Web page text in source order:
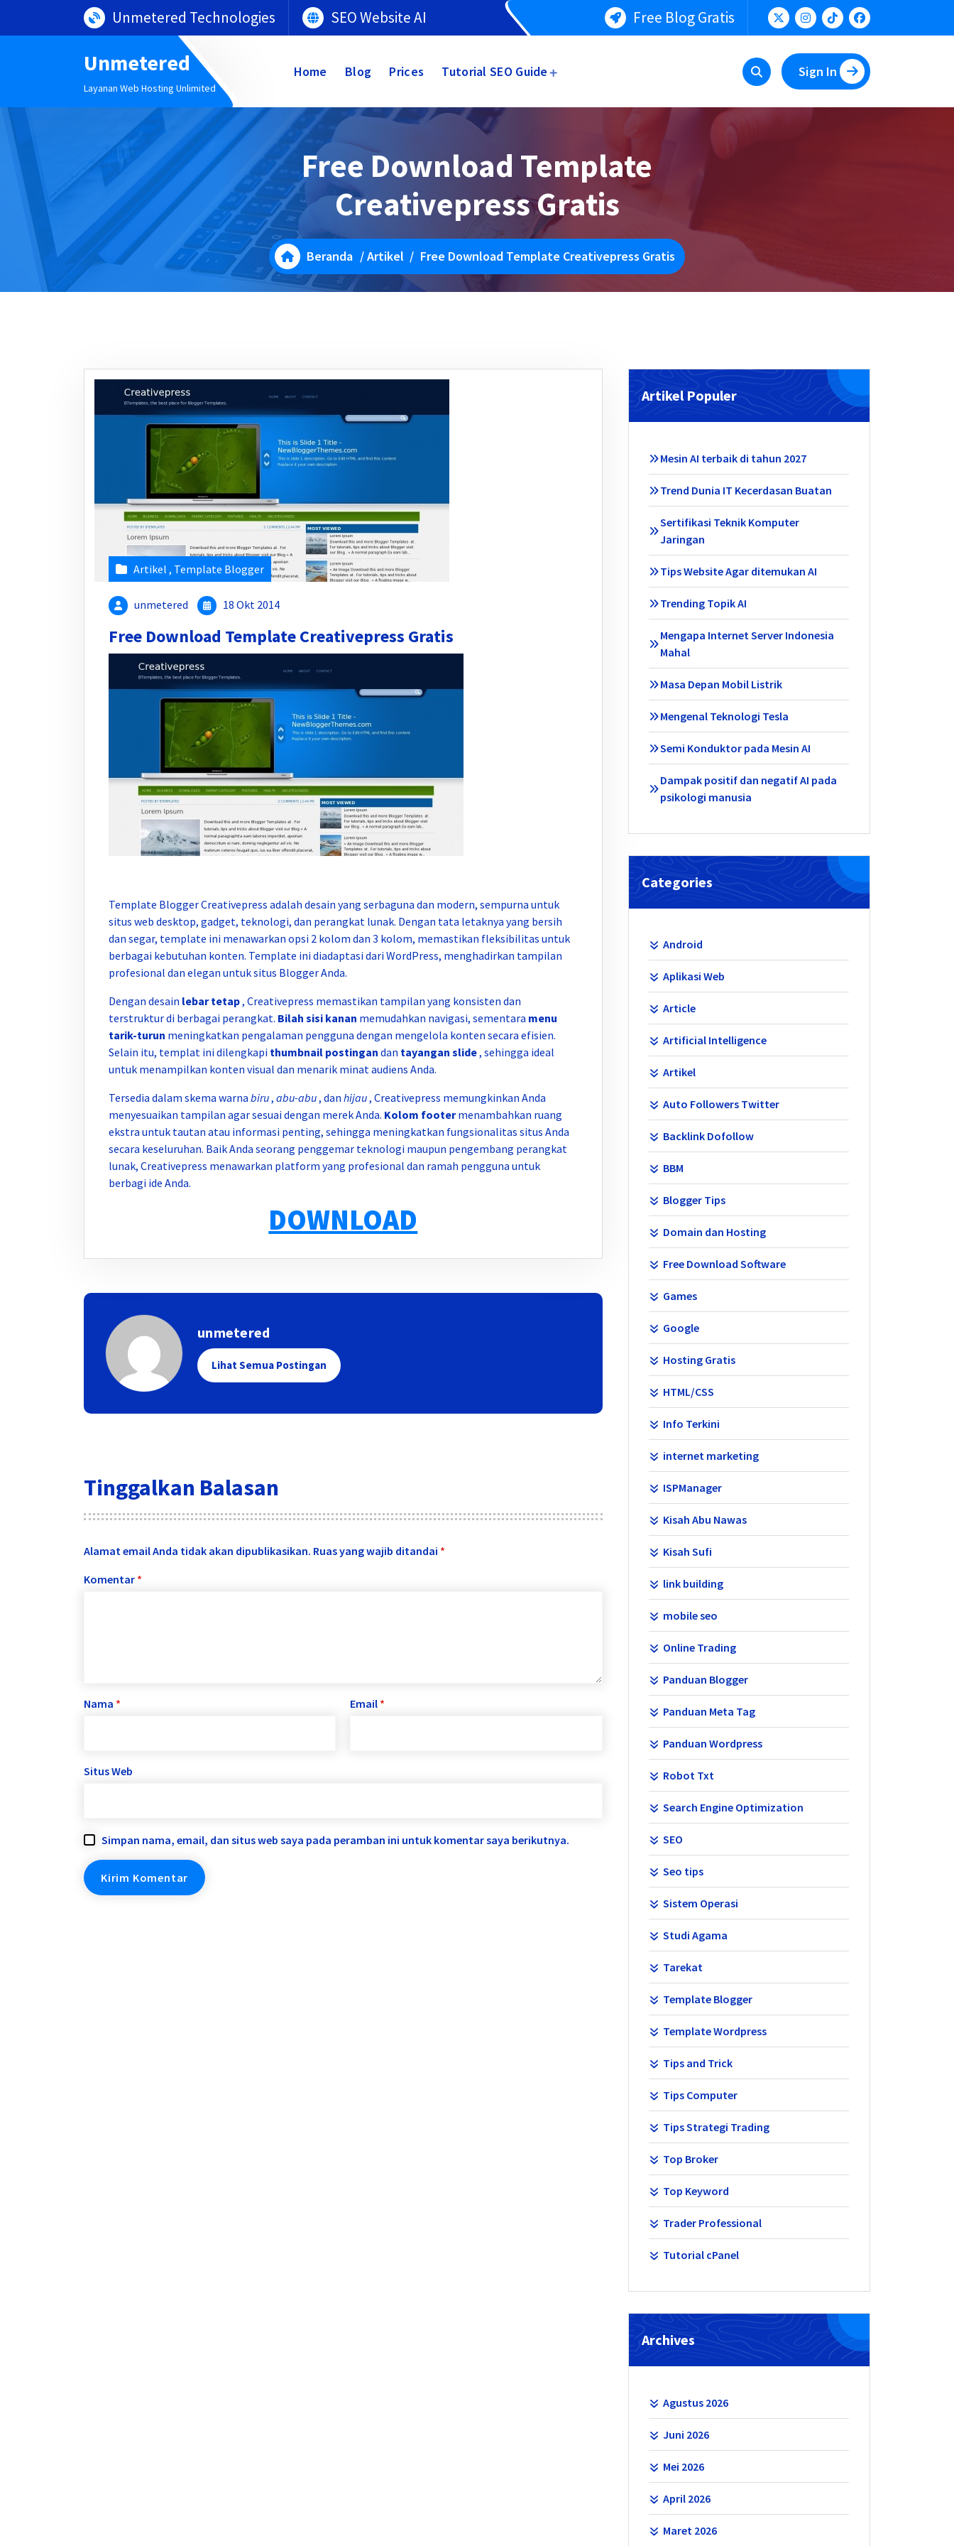
Unmetered Technologies SEO Website AI Free Blog Gratis
Unmetered
Layanan Web Hosting Unlimited
Home Blog Prices Tutorial SEO Guide Sign In
Free Download Template
Creativepress Gratis
Beranda /Artikel / Free Download Template Creativepress Gratis
Artikel , Template Blogger
unmetered 18 Okt 2014
Free Download Template Creativepress Gratis
Template Blogger Creativepress adalah desain yang serbaguna dan modern, sempurna untuk
situs web desktop, gadget, teknologi, dan perangkat lunak. Dengan tata letaknya yang bersih
dan segar, template ini menawarkan opsi 2 kolom dan 3 kolom, memastikan fleksibilitas untuk
berbagai kebutuhan konten. Template ini diadaptasi dari WordPress, menghadirkan tampilan
profesional dan elegan untuk situs Blogger Anda.
Dengan desain lebar tetap, Creativepress memastikan tampilan yang konsisten dan
terstruktur di berbagai perangkat. Bilah sisi kanan memudahkan navigasi, sementara menu
tarik-turun meningkatkan pengalaman pengguna dengan mengelola konten secara efisien.
Selain itu, templat ini dilengkapi thumbnail postingan dan tayangan slide, sehingga ideal
untuk menampilkan konten visual dan menarik minat audiens Anda.
Tersedia dalam skema warna biru, abu-abu, dan hijau, Creativepress memungkinkan Anda
menyesuaikan tampilan agar sesuai dengan merek Anda. Kolom footermenambahkan ruang
ekstra untuk tautan atau informasi penting, sehingga meningkatkan fungsionalitas situs Anda
secara keseluruhan. Baik Anda seorang penggemar teknologi maupun pengembang perangkat
lunak, Creativepress menawarkan platform yang profesional dan ramah pengguna untuk
berbagi ide Anda.
DOWNLOAD
unmetered
Lihat Semua Postingan
Tinggalkan Balasan
Alamat email Anda tidak akan dipublikasikan. Ruas yang wajib ditandai *
Komentar *
Nama * Email *
Situs Web
Simpan nama, email, dan situs web saya pada peramban ini untuk komentar saya berikutnya.
Artikel Populer
Mesin AI terbaik di tahun 2027
Trend Dunia IT Kecerdasan Buatan
Sertifikasi Teknik Komputer
Jaringan
Tips Website Agar ditemukan AI
Trending Topik AI
Mengapa Internet Server Indonesia
Mahal
Masa Depan Mobil Listrik
Mengenal Teknologi Tesla
Semi Konduktor pada Mesin AI
Dampak positif dan negatif AI pada
psikologi manusia
Categories
Android
Aplikasi Web
Article
Artificial Intelligence
Artikel
Auto Followers Twitter
Backlink Dofollow
BBM
Blogger Tips
Domain dan Hosting
Free Download Software
Games
Google
Hosting Gratis
HTML/CSS
Info Terkini
internet marketing
ISPManager
Kisah Abu Nawas
Kisah Sufi
link building
mobile seo
Online Trading
Panduan Blogger
Panduan Meta Tag
Panduan Wordpress
Robot Txt
Search Engine Optimization
SEO
Seo tips
Sistem Operasi
Studi Agama
Tarekat
Template Blogger
Template Wordpress
Tips and Trick
Tips Computer
Tips Strategi Trading
Top Broker
Top Keyword
Trader Professional
Tutorial cPanel
Archives
Agustus 2026
Juni 2026
Mei 2026
April 2026
Maret 2026